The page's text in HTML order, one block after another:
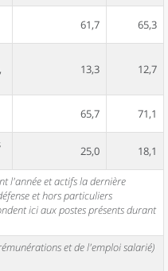
61,7 65,3
13,3 12,7
65,7 71,1
25,0 18,1
l'année et actifs la dernière
et hors particuliers
ici aux postes présents durant
et de l'emploi salarié)